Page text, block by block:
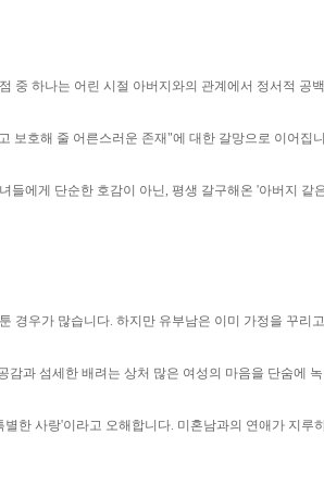
중 하나는 어린 시절 아버지와의 관계에서 정서적
보호해 줄 어른스러운 존재"에 대한 갈망으로 이어집
들에게 단순한 호감이 아닌, 평생 갈구해온 '아버지 같
경우가 많습니다. 하지만 유부남은 이미 가정을 꾸리
과 섬세한 배려는 상처 많은 여성의 마음을 단숨에 녹
한 사랑'이라고 오해합니다. 미혼남과의 연애가 지